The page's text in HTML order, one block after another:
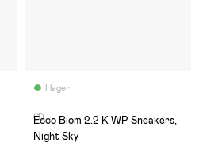
I lager
(1)
Ecco Biom 2.2 K WP Sneakers,
Night Sky